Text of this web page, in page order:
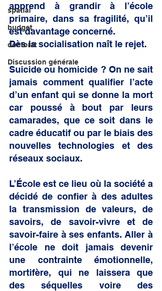
spatial
budget
doctorat
Discussion générale
apprend à grandir à l’école
primaire, dans sa fragilité, qu’il
est davantage concerné.
Dès la socialisation naît le rejet.
Suicide ou homicide ? On ne sait
jamais comment qualifier l’acte
d’un enfant qui se donne la mort
car poussé à bout par leurs
camarades, que ce soit dans le
cadre éducatif ou par le biais des
nouvelles technologies et des
réseaux sociaux.
L’École est ce lieu où la société a
décidé de confier à des adultes
la transmission de valeurs, de
savoirs, de savoir-vivre et de
savoir-faire à ses enfants. Aller à
l’école ne doit jamais devenir
une contrainte émotionnelle,
mortifère, qui ne laissera que
des séquelles voire des